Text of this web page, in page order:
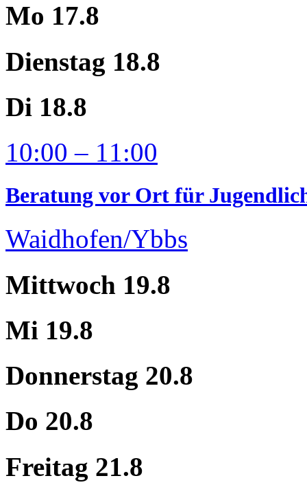
Mo 17.8
Dienstag 18.8
Di 18.8
10:00 – 11:00
Beratung vor Ort für
Waidhofen/Ybbs
Mittwoch 19.8
Mi 19.8
Donnerstag 20.8
Do 20.8
Freitag 21.8